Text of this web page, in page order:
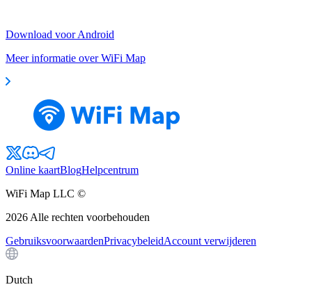
Download voor Android
Meer informatie over WiFi Map
Online kaartBlogHelpcentrum
WiFi Map LLC ©
2026 Alle rechten voorbehouden
GebruiksvoorwaardenPrivacybeleidAccount verwijderen
Dutch